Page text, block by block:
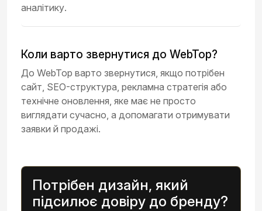
аналітику.
Коли варто звернутися до WebTop?
До WebTop варто звернутися, якщо потрібен
сайт, SEO-структура, рекламна стратегія або
технічне оновлення, яке має не просто
виглядати сучасно, а допомагати отримувати
заявки й продажі.
Потрібен дизайн, який
підсилює довіру до бренду?